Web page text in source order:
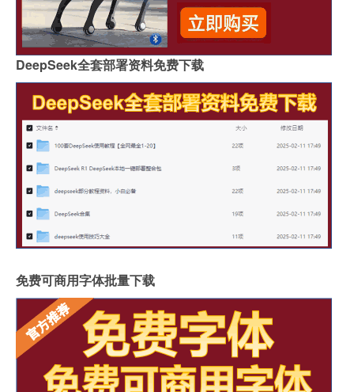
DeepSeek全套部署资料免费下载
免费可商用字体批量下载